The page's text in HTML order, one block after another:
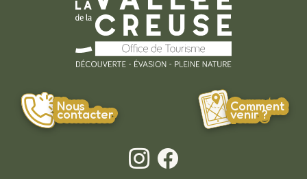
Nous
contacter
Comment
venir ?